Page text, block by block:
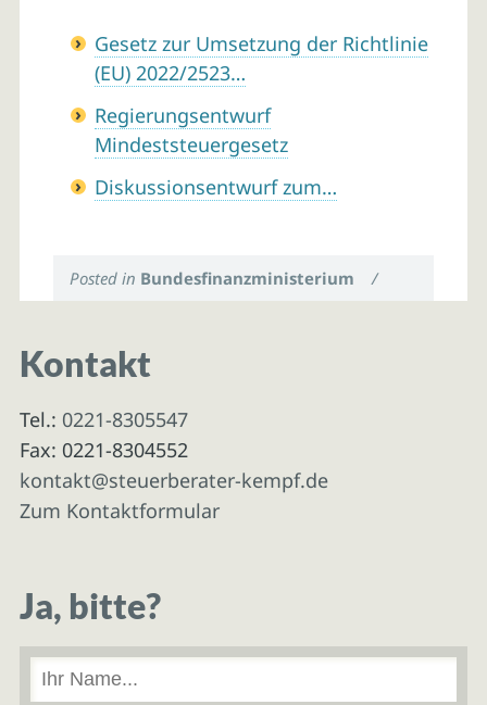
Gesetz zur Umsetzung der Richtlinie
(EU) 2022/2523…
Regierungsentwurf
Mindeststeuergesetz
Diskussionsentwurf zum…
Posted in Bundesfinanzministerium /
Kontakt
Tel.: 0221-8305547
Fax: 0221-8304552
kontakt@steuerberater-kempf.de
Zum Kontaktformular
Ja, bitte?